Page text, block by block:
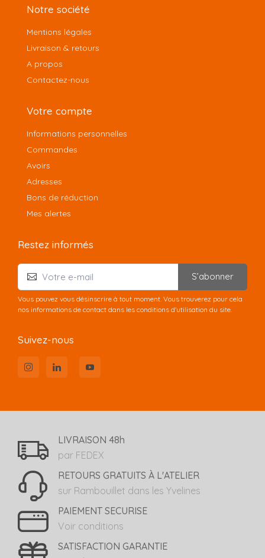
Notre société
Mentions légales
Livraison & retours
A propos
Contactez-nous
Votre compte
Informations personnelles
Commandes
Avoirs
Adresses
Bons de réduction
Mes alertes
Restez informés
S’abonner
Vous pouvez vous désinscrire à tout moment. Vous trouverez pour cela
nos informations de contact dans les conditions d'utilisation du site.
Suivez-nous
LIVRAISON 48h
par FEDEX
RETOURS GRATUITS À L'ATELIER
sur Rambouillet dans les Yvelines
PAIEMENT SECURISE
Voir conditions
SATISFACTION GARANTIE